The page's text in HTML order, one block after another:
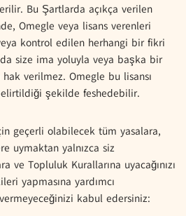
Bu Şartlarda açıkça verilen
Omegle veya lisans verenleri
kontrol edilen herhangi bir fikri
size ima yoluyla veya başka bir
verilmez. Omegle bu lisansı
şekilde feshedebilir.
geçerli olabilecek tüm yasalara,
uymaktan yalnızca siz
ve Topluluk Kurallarına uyacağınızı
yapmasına yardımcı
kabul edersiniz: